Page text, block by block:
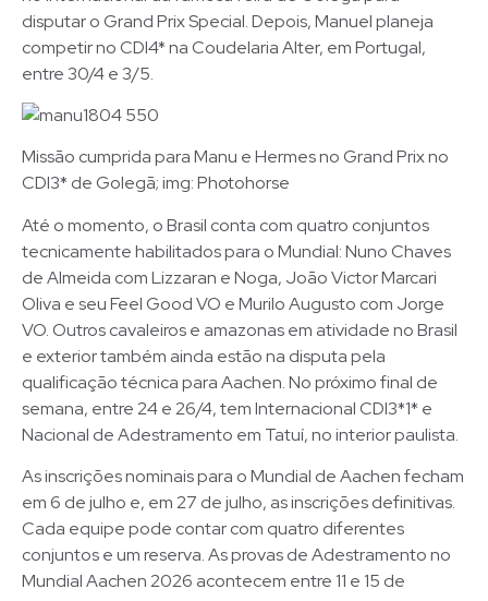
disputar o Grand Prix Special. Depois, Manuel planeja
competir no CDI4* na Coudelaria Alter, em Portugal,
entre 30/4 e 3/5.
Missão cumprida para Manu e Hermes no Grand Prix no
CDI3* de Golegã; img: Photohorse
Até o momento, o Brasil conta com quatro conjuntos
tecnicamente habilitados para o Mundial: Nuno Chaves
de Almeida com Lizzaran e Noga, João Victor Marcari
Oliva e seu Feel Good VO e Murilo Augusto com Jorge
VO. Outros cavaleiros e amazonas em atividade no Brasil
e exterior também ainda estão na disputa pela
qualificação técnica para Aachen. No próximo final de
semana, entre 24 e 26/4, tem Internacional CDI3*1* e
Nacional de Adestramento em Tatuí, no interior paulista.
As inscrições nominais para o Mundial de Aachen fecham
em 6 de julho e, em 27 de julho, as inscrições definitivas.
Cada equipe pode contar com quatro diferentes
conjuntos e um reserva. As provas de Adestramento no
Mundial Aachen 2026 acontecem entre 11 e 15 de